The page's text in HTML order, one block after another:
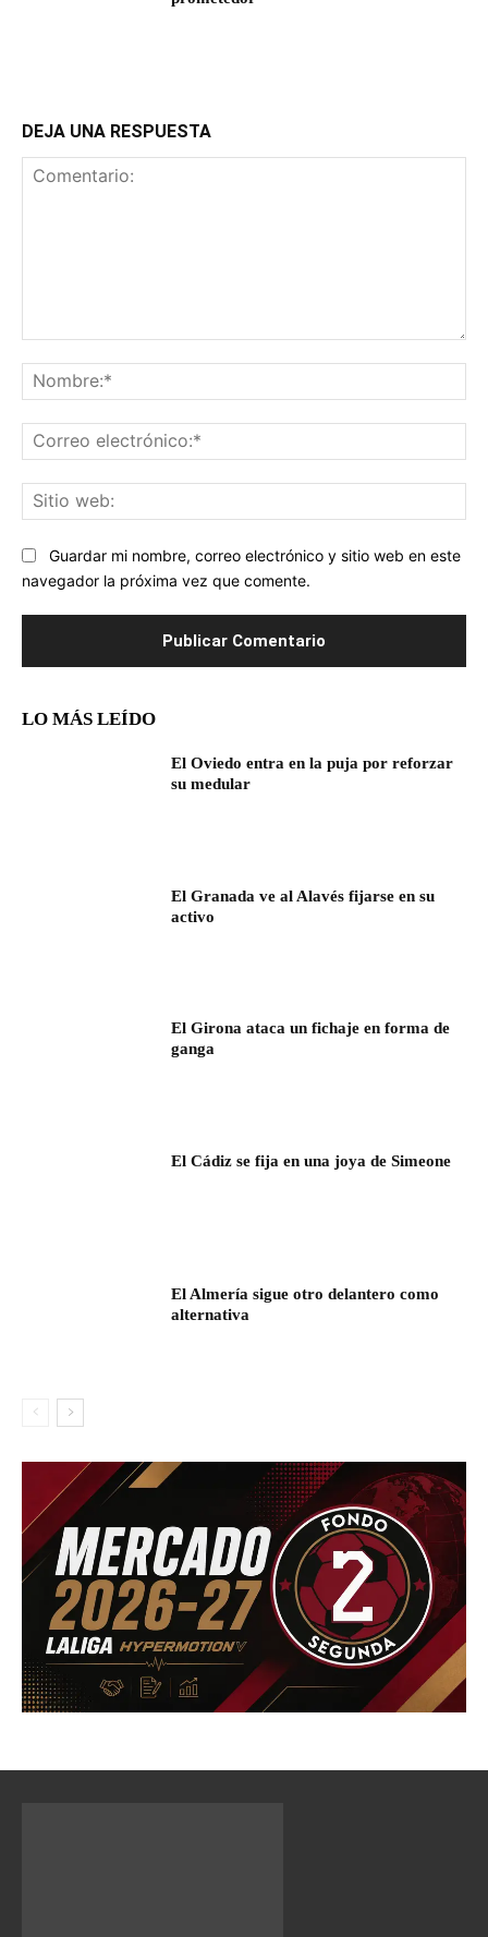
DEJA UNA RESPUESTA
Guardar mi nombre, correo electrónico y sitio web en este
navegador la próxima vez que comente.
LO MÁS LEÍDO
El Oviedo entra en la puja por reforzar
su medular
El Granada ve al Alavés fijarse en su
activo
El Girona ataca un fichaje en forma de
ganga
El Cádiz se fija en una joya de Simeone
El Almería sigue otro delantero como
alternativa